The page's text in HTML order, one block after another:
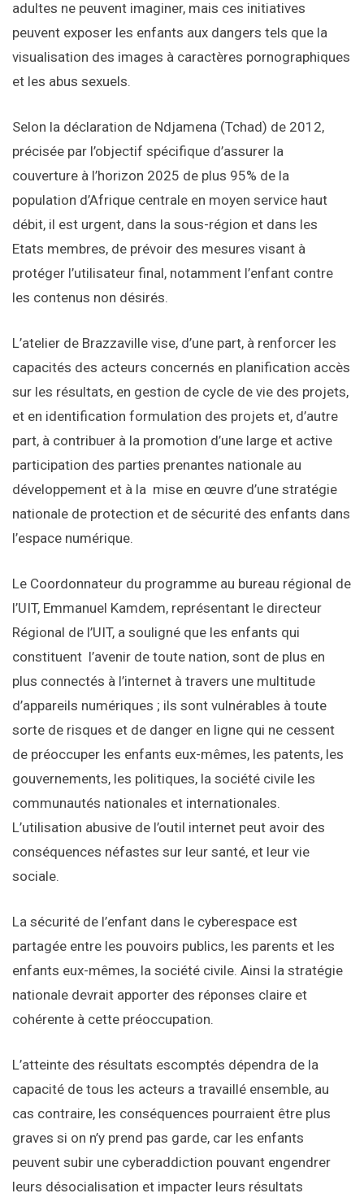
adultes ne peuvent imaginer, mais ces initiatives
peuvent exposer les enfants aux dangers tels que la
visualisation des images à caractères pornographiques
et les abus sexuels.
Selon la déclaration de Ndjamena (Tchad) de 2012,
précisée par l’objectif spécifique d’assurer la
couverture à l’horizon 2025 de plus 95% de la
population d’Afrique centrale en moyen service haut
débit, il est urgent, dans la sous-région et dans les
Etats membres, de prévoir des mesures visant à
protéger l’utilisateur final, notamment l’enfant contre
les contenus non désirés.
L’atelier de Brazzaville vise, d’une part, à renforcer les
capacités des acteurs concernés en planification accès
sur les résultats, en gestion de cycle de vie des projets,
et en identification formulation des projets et, d’autre
part, à contribuer à la promotion d’une large et active
participation des parties prenantes nationale au
développement et à la mise en œuvre d’une stratégie
nationale de protection et de sécurité des enfants dans
l’espace numérique.
Le Coordonnateur du programme au bureau régional de
l’UIT, Emmanuel Kamdem, représentant le directeur
Régional de l’UIT, a souligné que les enfants qui
constituent l’avenir de toute nation, sont de plus en
plus connectés à l’internet à travers une multitude
d’appareils numériques ; ils sont vulnérables à toute
sorte de risques et de danger en ligne qui ne cessent
de préoccuper les enfants eux-mêmes, les patents, les
gouvernements, les politiques, la société civile les
communautés nationales et internationales.
L’utilisation abusive de l’outil internet peut avoir des
conséquences néfastes sur leur santé, et leur vie
sociale.
La sécurité de l’enfant dans le cyberespace est
partagée entre les pouvoirs publics, les parents et les
enfants eux-mêmes, la société civile. Ainsi la stratégie
nationale devrait apporter des réponses claire et
cohérente à cette préoccupation.
L’atteinte des résultats escomptés dépendra de la
capacité de tous les acteurs a travaillé ensemble, au
cas contraire, les conséquences pourraient être plus
graves si on n’y prend pas garde, car les enfants
peuvent subir une cyberaddiction pouvant engendrer
leurs désocialisation et impacter leurs résultats